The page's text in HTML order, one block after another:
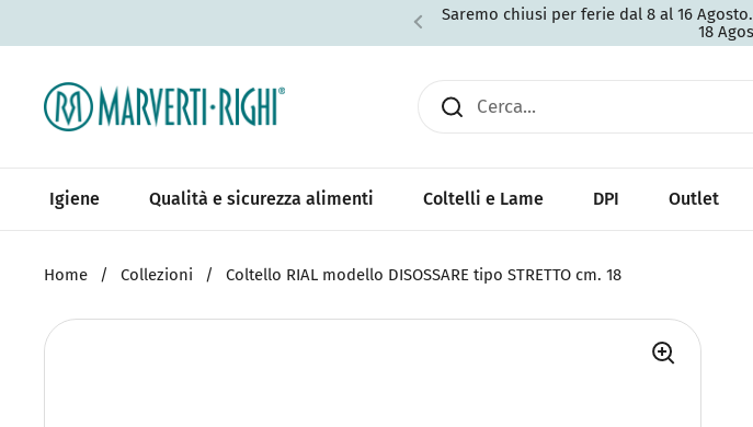
Saremo chiusi per ferie dal 8 al 16
18
Igiene Qualità e sicurezza alimenti Coltelli e Lame DPI Outlet
Home / Collezioni / Coltello RIAL modello DISOSSARE tipo STRETTO cm. 18